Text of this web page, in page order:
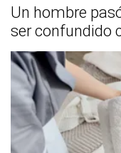
Un hombre
ser confundido